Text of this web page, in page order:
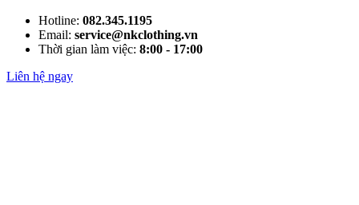
Hotline: 082.345.1195
Email: service@nkclothing.vn
Thời gian làm việc: 8:00 - 17:00
Liên hệ ngay